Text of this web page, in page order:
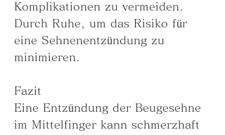
Komplikationen zu vermeiden.
Durch Ruhe, um das Risiko für
eine Sehnenentzündung zu
minimieren.
Fazit
Eine Entzündung der Beugesehne
im Mittelfinger kann schmerzhaft